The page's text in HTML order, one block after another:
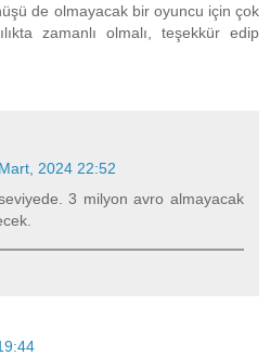
de olmayacak bir oyuncu için çok
zamanlı olmalı, teşekkür edip
2024 22:52
3 milyon avro almayacak